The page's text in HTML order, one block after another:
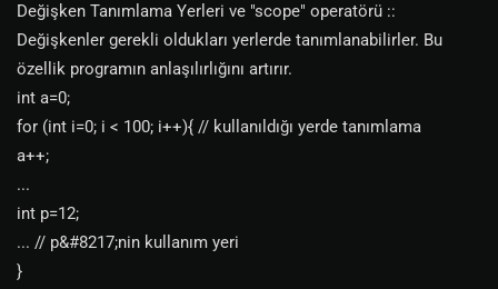
Değişken Tanımlama Yerleri ve "scope" operatörü ::
Değişkenler gerekli oldukları yerlerde tanımlanabilirler. Bu
özellik programın anlaşılırlığını artırır.
int a=0;
for (int i=0; i < 100; i++){ // kullanıldığı yerde tanımlama
a++;
...
int p=12;
... // p&#8217;nin kullanım yeri
}